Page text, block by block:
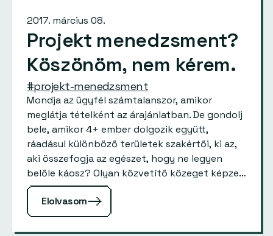
2017. március 08.
Projekt menedzsment?
Köszönöm, nem kérem.
#projekt-menedzsment
Mondja az ügyfél számtalanszor, amikor
meglátja tételként az árajánlatban. De gondolj
bele, amikor 4+ ember dolgozik együtt,
ráadásul különböző területek szakértői, ki az,
aki összefogja az egészet, hogy ne legyen
belőle káosz? Olyan közvetítő közeget képzelj
el, ami totális összhangot teremt ahhoz, hogy
Elolvasom